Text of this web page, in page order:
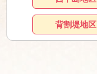
背割堤地区